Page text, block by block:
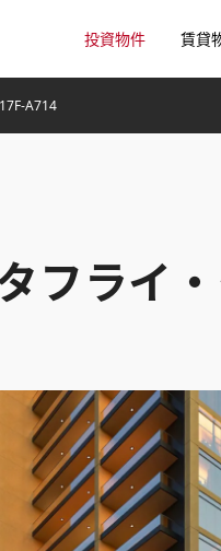
投資物件 賃貸
A714
ライ